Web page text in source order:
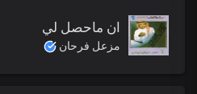
ان ماحصل لي
مزعل فرحان